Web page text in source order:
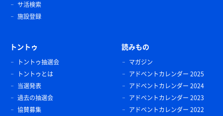
サ活検索
施設登録
トントゥ
トントゥ抽選会
トントゥとは
当選発表
過去の抽選会
協賛募集
読みもの
マガジン
アドベントカレンダー 2025
アドベントカレンダー 2024
アドベントカレンダー 2023
アドベントカレンダー 2022